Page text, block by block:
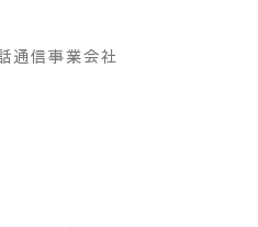
通信事業会社